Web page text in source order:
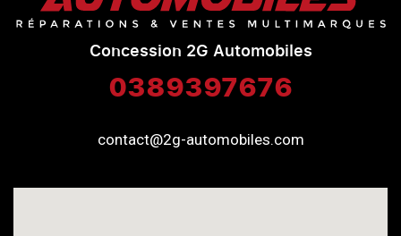
Concession 2G Automobiles
0389397676
contact@2g-automobiles.com